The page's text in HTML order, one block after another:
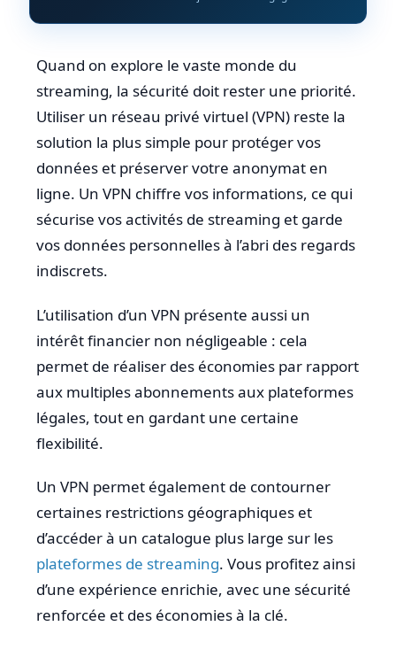
Quand on explore le vaste monde du
streaming, la sécurité doit rester une priorité.
Utiliser un réseau privé virtuel (VPN) reste la
solution la plus simple pour protéger vos
données et préserver votre anonymat en
ligne. Un VPN chiffre vos informations, ce qui
sécurise vos activités de streaming et garde
vos données personnelles à l’abri des regards
indiscrets.
L’utilisation d’un VPN présente aussi un
intérêt financier non négligeable : cela
permet de réaliser des économies par rapport
aux multiples abonnements aux plateformes
légales, tout en gardant une certaine
flexibilité.
Un VPN permet également de contourner
certaines restrictions géographiques et
d’accéder à un catalogue plus large sur les
plateformes de streaming. Vous profitez ainsi
d’une expérience enrichie, avec une sécurité
renforcée et des économies à la clé.